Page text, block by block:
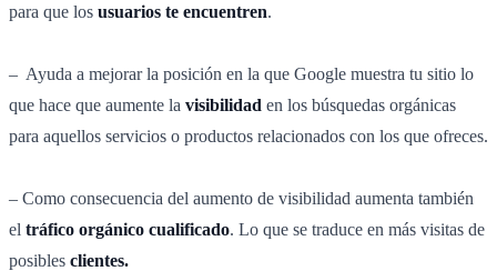
para que los usuarios te encuentren.
– Ayuda a mejorar la posición en la que Google muestra tu sitio lo
que hace que aumente la visibilidad en los búsquedas orgánicas
para aquellos servicios o productos relacionados con los que ofreces.
– Como consecuencia del aumento de visibilidad aumenta también
el tráfico orgánico cualificado. Lo que se traduce en más visitas de
posibles clientes.